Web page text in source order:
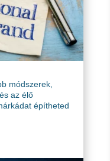
módszerek,
az élő
építheted